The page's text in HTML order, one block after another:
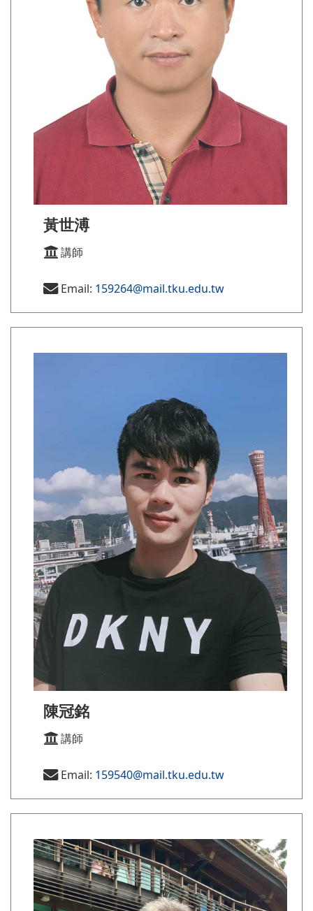
黃世溥
講師
Email: 159264@mail.tku.edu.tw
陳冠銘
講師
Email: 159540@mail.tku.edu.tw